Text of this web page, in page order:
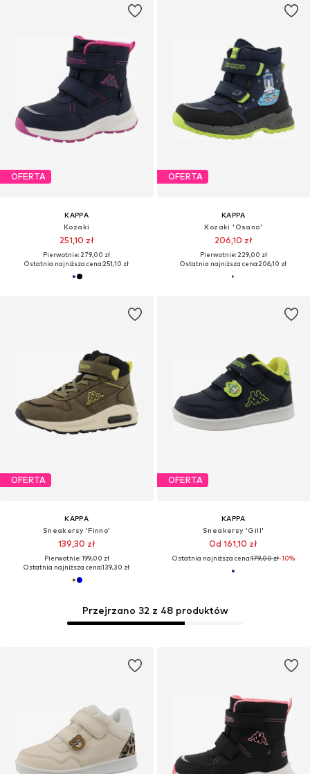
OFERTA
KAPPA
Kozaki
251,10 zł
Pierwotnie: 279,00 zł
Ostatnia najniższa cena:251,10 zł
OFERTA
KAPPA
Kozaki 'Osano'
206,10 zł
Pierwotnie: 229,00 zł
Ostatnia najniższa cena:206,10 zł
OFERTA
KAPPA
Sneakersy 'Finno'
139,30 zł
Pierwotnie: 199,00 zł
Ostatnia najniższa cena:139,30 zł
OFERTA
KAPPA
Sneakersy 'Gill'
Od 161,10 zł
Ostatnia najniższa cena:179,00 zł-10%
Przejrzano 32 z 48 produktów